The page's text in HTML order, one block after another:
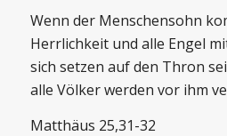
Wenn der Menschensohn
Herrlichkeit und alle Engel
sich setzen auf den Thron
alle Völker werden vor ihm
Matthäus 25,31-32